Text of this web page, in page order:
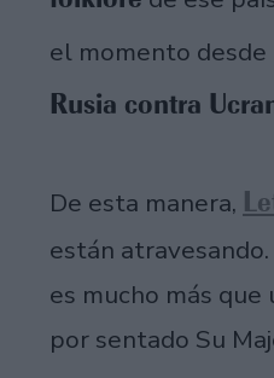
el momento desde
Rusia contra
De esta manera,
están
es mucho más
por sentado Su